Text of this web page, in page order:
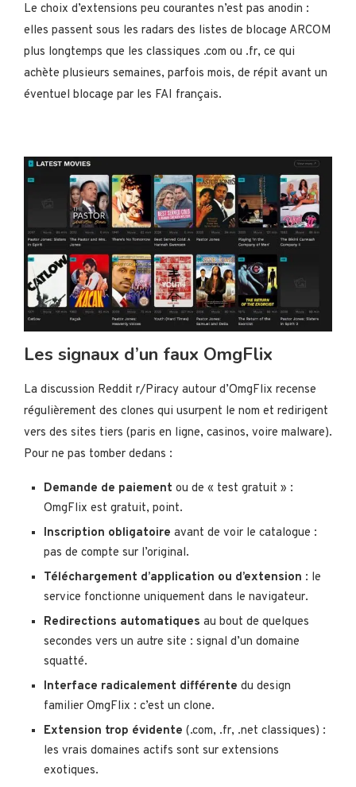
Le choix d’extensions peu courantes n’est pas anodin :
elles passent sous les radars des listes de blocage ARCOM
plus longtemps que les classiques .com ou .fr, ce qui
achète plusieurs semaines, parfois mois, de répit avant un
éventuel blocage par les FAI français.
Les signaux d’un faux OmgFlix
La discussion Reddit r/Piracy autour d’OmgFlix recense
régulièrement des clones qui usurpent le nom et redirigent
vers des sites tiers (paris en ligne, casinos, voire malware).
Pour ne pas tomber dedans :
Demande de paiement ou de « test gratuit » :
OmgFlix est gratuit, point.
Inscription obligatoire avant de voir le catalogue :
pas de compte sur l’original.
Téléchargement d’application ou d’extension : le
service fonctionne uniquement dans le navigateur.
Redirections automatiques au bout de quelques
secondes vers un autre site : signal d’un domaine
squatté.
Interface radicalement différente du design
familier OmgFlix : c’est un clone.
Extension trop évidente (.com, .fr, .net classiques) :
les vrais domaines actifs sont sur extensions
exotiques.